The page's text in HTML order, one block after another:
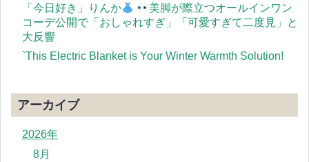
「今日好き」りんか
美脚が際立つオールインワン
コーデ公開で「おしゃれすぎ」「可愛すぎて二度見」と
大反響
`This Electric Blanket is Your Winter Warmth Solution!
アーカイブ
2026年
8月